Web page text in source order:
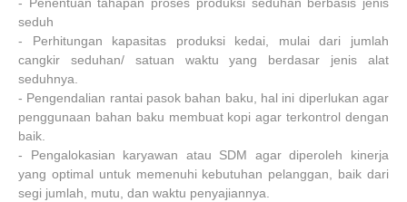
- Penentuan tahapan proses produksi seduhan berbasis jenis
seduh
-
Perhitungan kapasitas produksi kedai, mulai dari jumlah
cangkir seduhan/ satuan waktu yang berdasar jenis alat
seduhnya.
- Pengendalian rantai pasok bahan baku, hal ini diperlukan agar
penggunaan bahan baku membuat kopi agar terkontrol dengan
baik.
-
Pengalokasian karyawan atau SDM agar diperoleh kinerja
yang optimal untuk memenuhi kebutuhan pelanggan, baik dari
segi jumlah, mutu, dan waktu penyajiannya.